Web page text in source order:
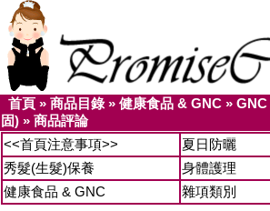
首頁 » 商品目錄» 健康食品 & GNC » GNC
固) » 商品評論
<<首頁注意事項>>
夏日防曬
秀髮(生髮)保養
身體護理
健康食品 & GNC
雜項類別